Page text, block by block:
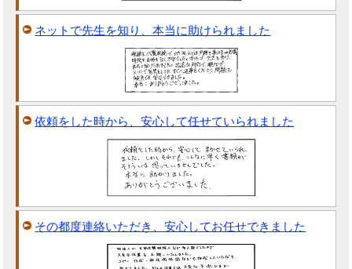
ネットで先生を知り、本当に助けられました
依頼をした時から、安心して任せていられました
その都度連絡いただき、安心してお任せできました